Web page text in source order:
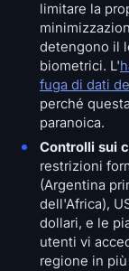
limitare la
detengono il
biometrici. L'
fuga di dati
perché
paranoica.
Controlli sui
restrizioni
(Argentina
dell'Africa),
dollari, e le
utenti vi
regione in